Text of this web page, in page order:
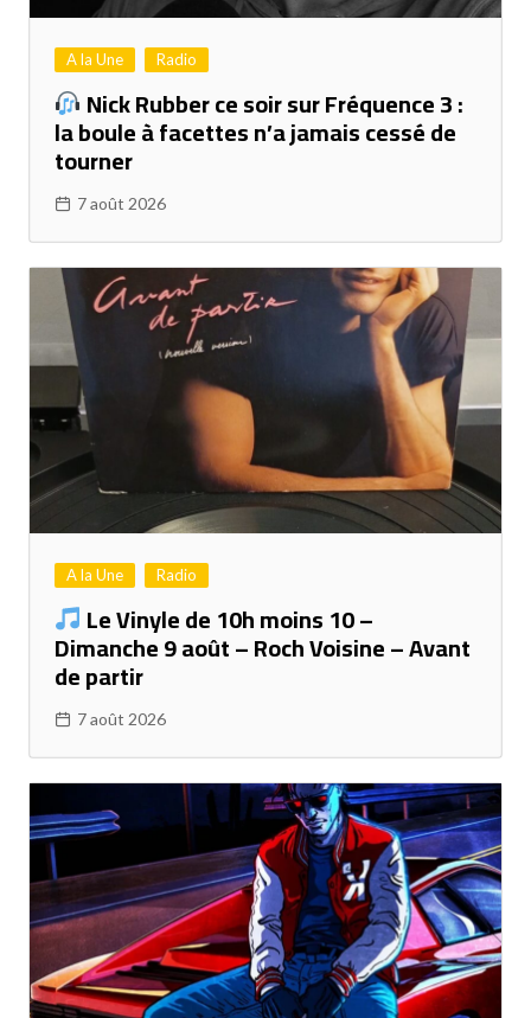
A la Une Radio
Nick Rubber ce soir sur Fréquence 3 :
la boule à facettes n’a jamais cessé de
tourner
7 août 2026
A la Une Radio
Le Vinyle de 10h moins 10 –
Dimanche 9 août – Roch Voisine – Avant
de partir
7 août 2026